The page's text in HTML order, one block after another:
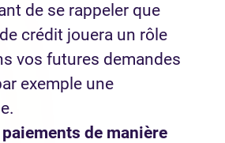
de se rappeler que
crédit jouera un rôle
vos futures demandes
exemple une
de manière